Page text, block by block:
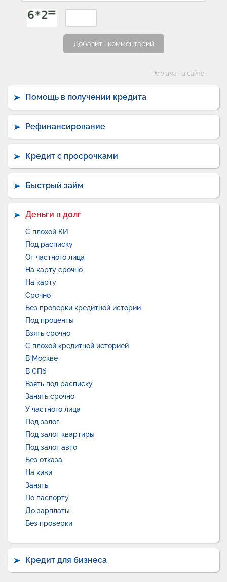
Добавить комментарий
Реклама на сайте
Помощь в получении кредита
Рефинансирование
Кредит с просрочками
Быстрый займ
Деньги в долг
С плохой КИ
Под расписку
От частного лица
На карту срочно
На карту
Срочно
Без проверки кредитной истории
Под проценты
Взять срочно
С плохой кредитной историей
В Москве
В СПб
Взять под расписку
Занять срочно
У частного лица
Под залог
Под залог квартиры
Под залог авто
Без отказа
На киви
Занять
По паспорту
До зарплаты
Без проверки
Кредит для бизнеса